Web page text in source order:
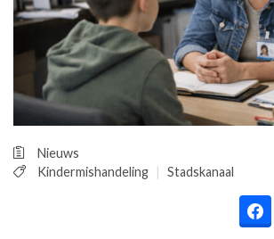
PRAKTIJKZAKEN
TARIEVEN
VPHUISARTSEN
MEDISCHE VAKHANDEL
INLOGGEN
Nieuws
Kindermishandeling
Stadskanaal